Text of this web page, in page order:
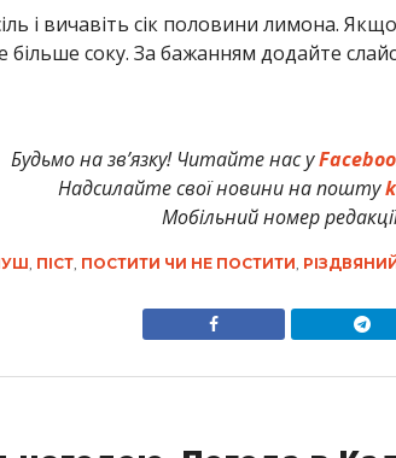
і вичавіть сік половини лимона.
соку. За бажанням додайте
Будьмо на зв’язку! Читайте нас у
Надсилайте свої новини на пошту
Мобільний номер
ПІСТ, ПОСТИТИ ЧИ НЕ ПОСТИТИ